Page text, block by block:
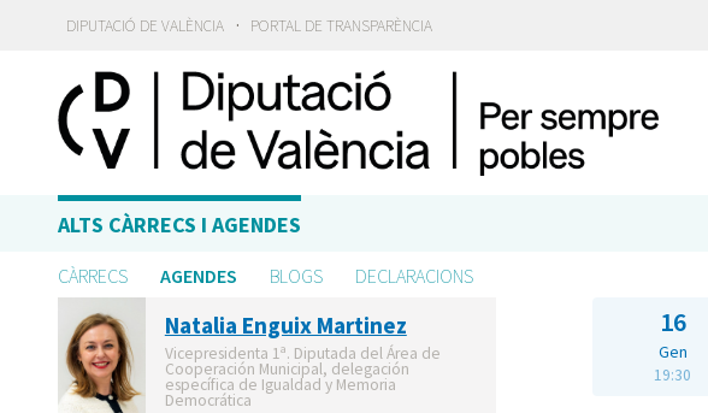
DIPUTACIÓ DE VALÈNCIA · PORTAL DE TRANSPARÈNCIA
ALTS CÀRRECS I AGENDES
CÀRRECS AGENDES BLOGS DECLARACIONS
Natalia Enguix Martinez
Vicepresidenta 1ª. Diputada del Área de
Cooperación Municipal, delegación
específica de Igualdad y Memoria
Democrática
16
Gen
19:30